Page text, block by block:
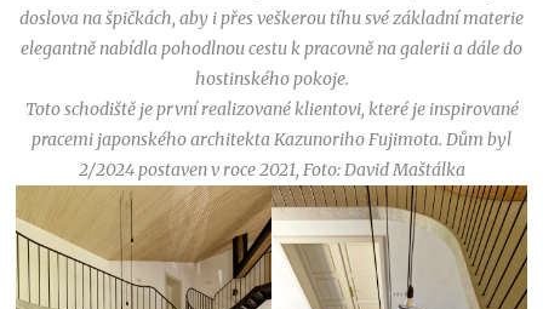
doslova na špičkách, aby i přes veškerou tíhu své základní materie
elegantně nabídla pohodlnou cestu k pracovně na galerii a dále do
hostinského pokoje.
Toto schodiště je první realizované klientovi, které je inspirované
pracemi japonského architekta Kazunoriho Fujimota. Dům byl
2/2024postaven v roce 2021, Foto: David Maštálka